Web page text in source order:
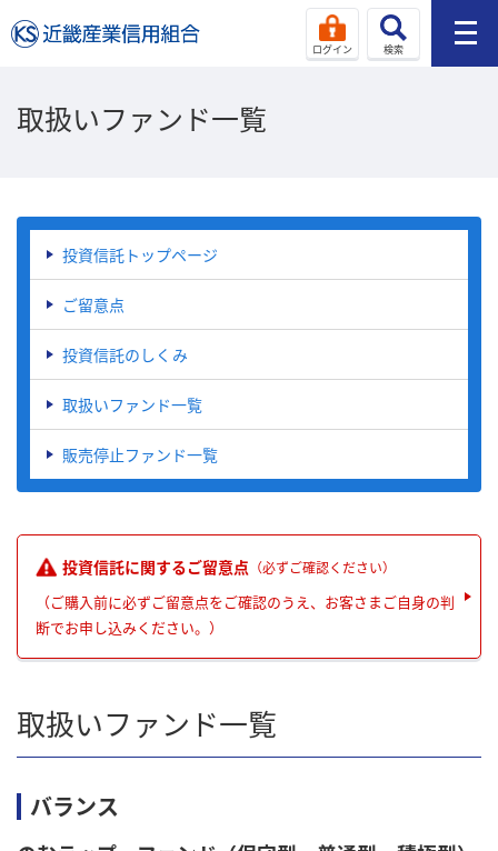
ログイン 検索
取扱いファンド一覧
投資信託トップページ
ご留意点
投資信託のしくみ
取扱いファンド一覧
販売停止ファンド一覧
投資信託に関するご留意点 （必ずご確認ください）
（ご購入前に必ずご留意点をご確認のうえ、お客さまご自身の判
断でお申し込みください。）
取扱いファンド一覧
バランス